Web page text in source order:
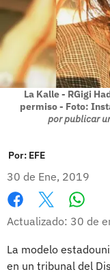
La Kalle - RGigi
permiso - Foto:
por publicar
Por: EFE
30 de Ene, 2019
Facebook
X
Actualizado: 30 de
La modelo
en un tribunal del